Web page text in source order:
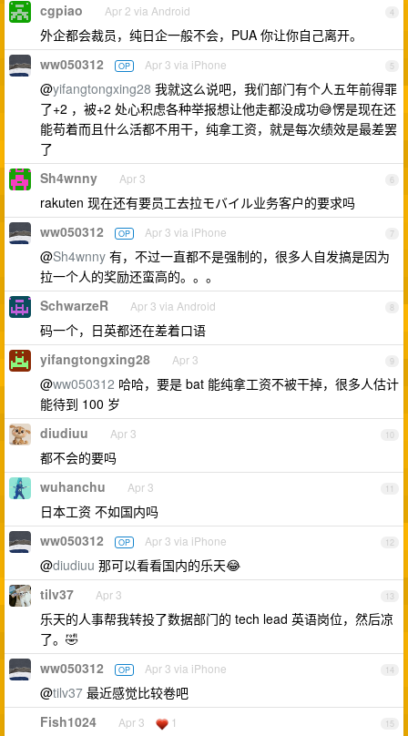
4
cgpiao Apr 2 via Android
外企都会裁员，纯日企一般不会，PUA 你让你自己离开。
5
ww050312 OP Apr 3 via iPhone
@yifangtongxing28 我就这么说吧，我们部门有个人五年前得罪
了+2 ，被+2 处心积虑各种举报想让他走都没成功😅愣是现在还
能苟着而且什么活都不用干，纯拿工资，就是每次绩效是最差罢
了
6
Sh4wnny Apr 3
rakuten 现在还有要员工去拉モバイル业务客户的要求吗
7
ww050312 OP Apr 3 via iPhone
@Sh4wnny 有，不过一直都不是强制的，很多人自发搞是因为
拉一个人的奖励还蛮高的。。。
8
SchwarzeR Apr 3 via Android
码一个，日英都还在差着口语
9
yifangtongxing28 Apr 3
@ww050312 哈哈，要是 bat 能纯拿工资不被干掉，很多人估计
能待到 100 岁
10
diudiuu Apr 3
都不会的要吗
11
wuhanchu Apr 3
日本工资 不如国内吗
12
ww050312 OP Apr 3 via iPhone
@diudiuu 那可以看看国内的乐天😂
13
tilv37 Apr 3
乐天的人事帮我转投了数据部门的 tech lead 英语岗位，然后凉
了。🤣
14
ww050312 OP Apr 3 via iPhone
@tilv37 最近感觉比较卷吧
15
Fish1024 Apr 3 1